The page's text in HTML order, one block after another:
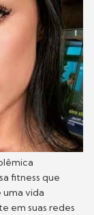
fitness que
vida
em suas redes